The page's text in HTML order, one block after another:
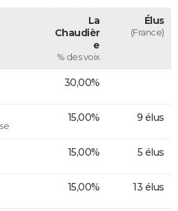
La
Chaudièr
e
% des voix
Élus
(France)
30,00%
15,00% 9 élus
15,00% 5 élus
15,00% 13 élus